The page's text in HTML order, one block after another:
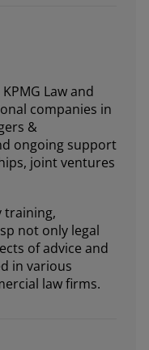
Law and
companies in
&
ongoing support
joint ventures
training,
not only legal
of advice and
in various
law firms.